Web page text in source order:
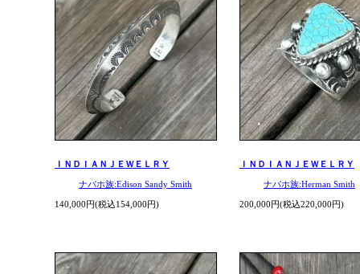
ＩＮＤＩＡＮＪＥＷＥＬＲＹ
ナバホ族:Edison Sandy Smith
140,000円(税込154,000円)
ＩＮＤＩＡＮＪＥＷＥＬＲＹ
ナバホ族:Herman Smith
200,000円(税込220,000円)